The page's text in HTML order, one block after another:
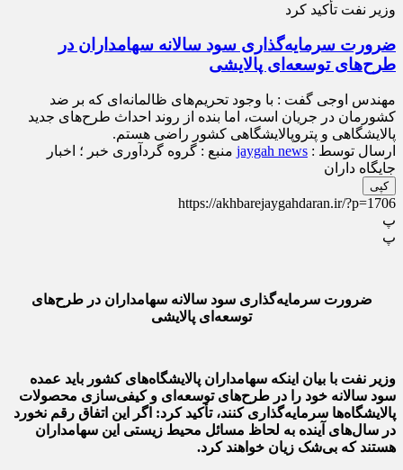
وزیر نفت تأکید کرد
ضرورت سرمایه‌گذاری سود سالانه سهامداران در
طرح‌های توسعه‌ای پالایشی
مهندس اوجی گفت : با وجود تحریم‌های ظالمانه‌ای که بر ضد
کشورمان در جریان است، اما بنده از روند احداث طرح‌های جدید
پالایشگاهی و پتروپالایشگاهی کشور راضی هستم.
ارسال توسط : jaygah news منبع : گروه گردآوری خبر ؛ اخبار
جایگاه داران
کپی
https://akhbarejaygahdaran.ir/?p=1706
پ
پ
ضرورت سرمایه‌گذاری سود سالانه سهامداران در طرح‌های
توسعه‌ای پالایشی
وزیر نفت با بیان اینکه سهامداران پالایشگاه‌های کشور باید عمده
سود سالانه خود را در طرح‌های توسعه‌ای و کیفی‌سازی محصولات
پالایشگاه‌ها سرمایه‌گذاری کنند، تأکید کرد: اگر این اتفاق رقم نخورد
در سال‌های آینده به لحاظ مسائل محیط زیستی این سهامداران
هستند که بی‌شک زیان خواهند کرد.